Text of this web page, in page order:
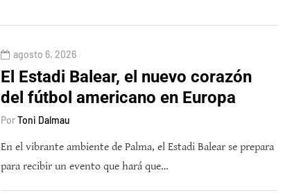
agosto 6, 2026
El Estadi Balear, el nuevo corazón
del fútbol americano en Europa
PorToni Dalmau
En el vibrante ambiente de Palma, el Estadi Balear se prepara
para recibir un evento que hará que…